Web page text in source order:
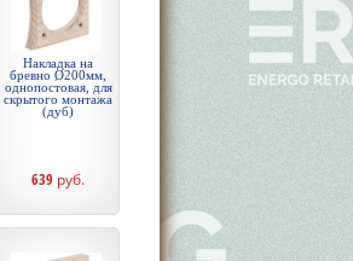
Накладка на
бревно Ø200мм,
однопостовая, для
скрытого монтажа
(дуб)
639 руб.